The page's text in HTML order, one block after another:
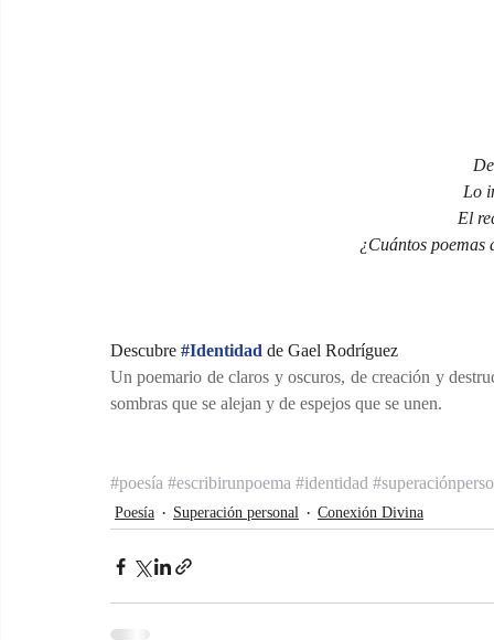
Lo
El
¿Cuántos
Descubre #Identidad de Gael Rodríguez
Un poemario de claros y oscuros, de creación y
sombras que se alejan y de espejos que se unen.
#poesía #escribirunpoema #identidad
Poesía Superación personal Conexión Divina